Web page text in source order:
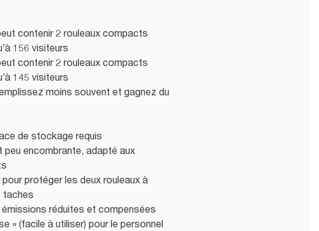
contenir 2 rouleaux compacts
156 visiteurs
contenir 2 rouleaux compacts
145 visiteurs
moins souvent et gagnez du
de stockage requis
encombrante, adapté aux
protéger les deux rouleaux à
taches
réduites et compensées
» (facile à utiliser) pour le personnel